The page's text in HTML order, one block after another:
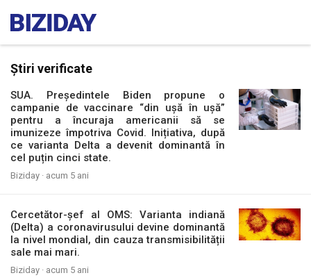
Știri verificate
SUA. Președintele Biden propune o
campanie de vaccinare “din ușă în ușă”
pentru a încuraja americanii să se
imunizeze împotriva Covid. Inițiativa, după
ce varianta Delta a devenit dominantă în
cel puțin cinci state.
Biziday · acum 5 ani
Cercetător-șef al OMS: Varianta indiană
(Delta) a coronavirusului devine dominantă
la nivel mondial, din cauza transmisibilității
sale mai mari.
Biziday · acum 5 ani